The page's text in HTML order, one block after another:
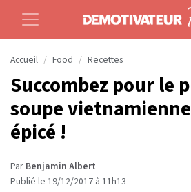
Accueil Food Recettes
Succombez pour le
soupe
épicé !
Par Benjamin Albert
Publié le 19/12/2017 à 11h13